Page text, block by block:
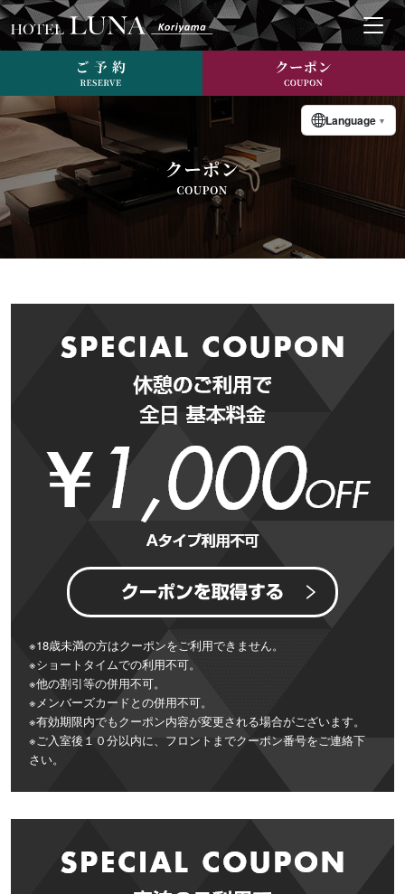
Language ▼
※18歳未満の方はクーポンをご利用できません。
※ショートタイムでの利用不可。
※他の割引等の併用不可。
※メンバーズカードとの併用不可。
※有効期限内でもクーポン内容が変更される場合がございます。
※ご入室後１０分以内に、フロントまでクーポン番号をご連絡下
さい。